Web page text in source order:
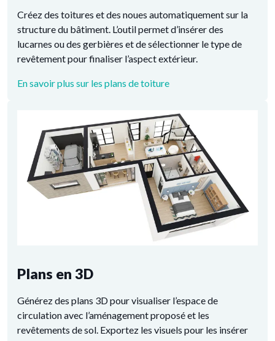
Créez des toitures et des noues automatiquement sur la
structure du bâtiment. L’outil permet d’insérer des
lucarnes ou des gerbières et de sélectionner le type de
revêtement pour finaliser l’aspect extérieur.
En savoir plus sur les plans de toiture
Plans en 3D
Générez des plans 3D pour visualiser l’espace de
circulation avec l’aménagement proposé et les
revêtements de sol. Exportez les visuels pour les insérer